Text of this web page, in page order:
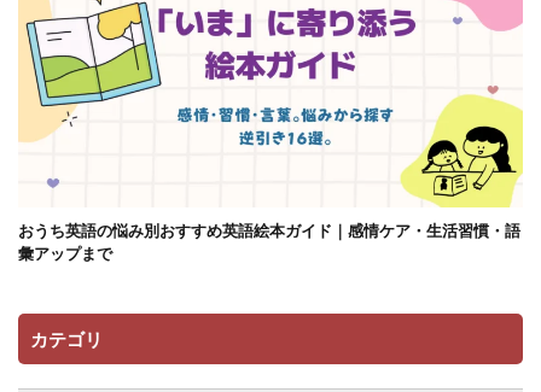
おうち英語の悩み別おすすめ英語絵本ガイド｜感情ケア・生活習慣・語
彙アップまで
カテゴリ